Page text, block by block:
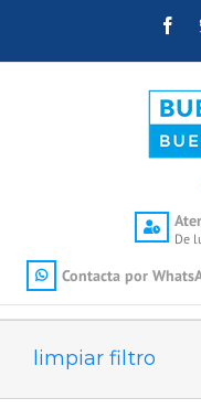
De
Contacta por
limpiar filtro